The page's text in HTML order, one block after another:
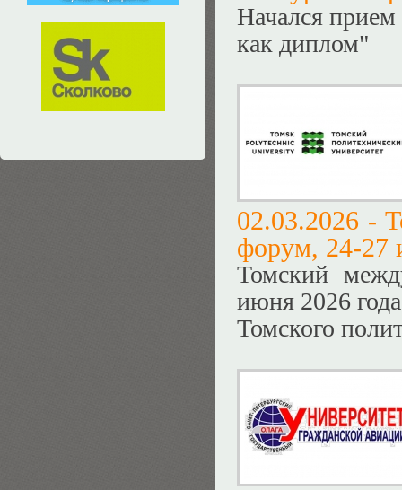
Начался прием
как диплом"
02.03.2026 -
форум, 24-27
Томский
июня 2026
Томского